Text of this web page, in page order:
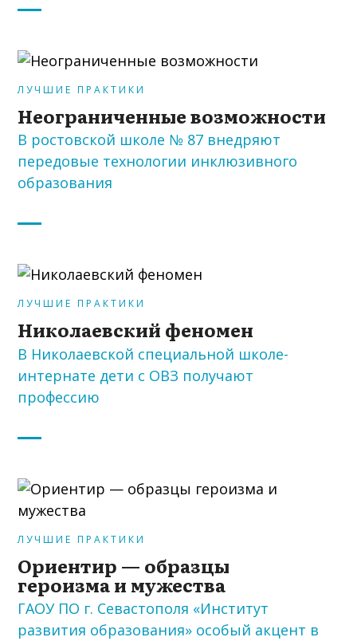
ЛУЧШИЕ ПРАКТИКИ
Неограниченные возможности
В ростовской школе № 87 внедряют
передовые технологии инклюзивного
образования
ЛУЧШИЕ ПРАКТИКИ
Николаевский феномен
В Николаевской специальной школе-
интернате дети с ОВЗ получают
профессию
ЛУЧШИЕ ПРАКТИКИ
Ориентир — образцы
героизма и мужества
ГАОУ ПО г. Севастополя «Институт
развития образования» особый акцент в